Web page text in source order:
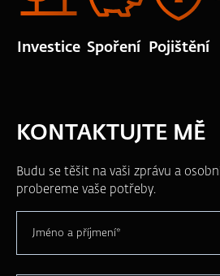
Investice Spoření Pojištění
KONTAKTUJTE MĚ
Budu se těšit na vaši zprávu a
probereme vaše potřeby.
Jméno a příjmení*